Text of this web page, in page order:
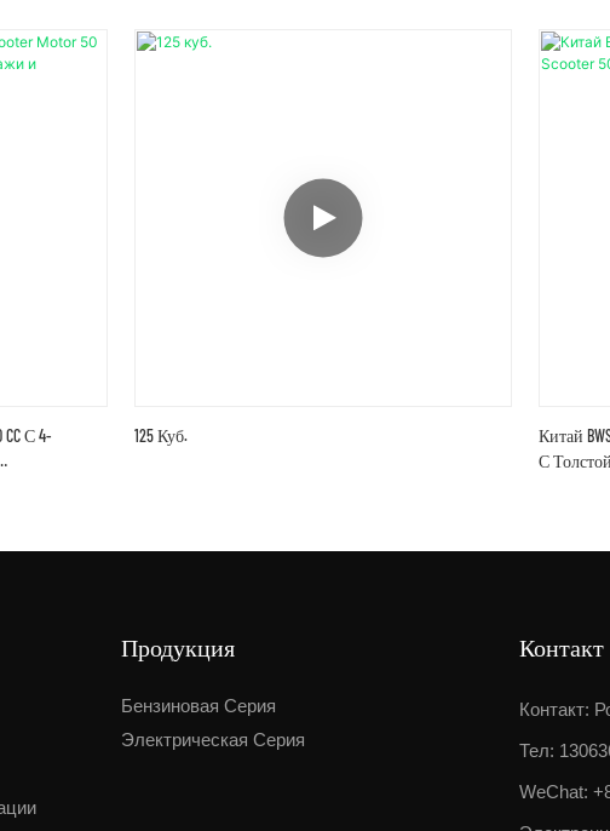
CC С 4-
125 Куб.
Китай
С
Продукция
Бензиновая Серия
Электрическая Серия
Контакт
Контакт:
Тел:
WeChat: